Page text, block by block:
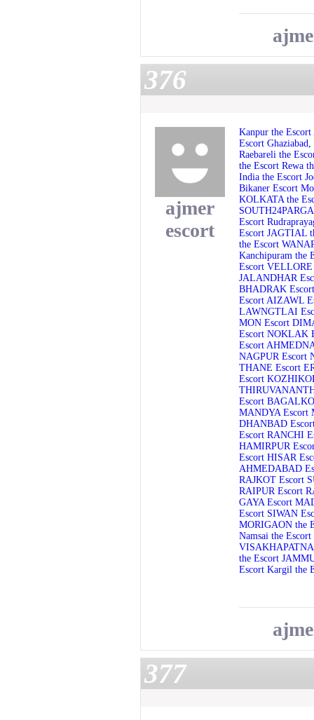
376
ajmer
escort
Kanpur the Escort
Escort
Raebareli the
the Escort Rewa
India the Escort
Bikaner Escort
KOLKATA the
Escort
Escort JAGTIAL
the Escort
Kanchipuram the
Escort VELLORE
JALANDHAR
BHADRAK Escort
Escort AIZAWL
LAWNGTLAI
MON Escort
Escort NOKLAK
Escort
NAGPUR Escort
THANE Escort
Escort
Escort
MANDYA Escort
DHANBAD
Escort RANCHI
HAMIRPUR
Escort HISAR
AHMEDABAD
RAJKOT Escort
RAIPUR Escort
GAYA Escort
Escort SIWAN
MORIGAON the
Namsai the Escort
the Escort
Escort Kargil the
377